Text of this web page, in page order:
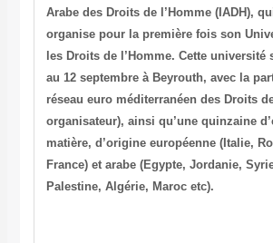
Arabe des Droits de l’Homme (IADH),
organise pour la première fois son
les Droits de l’Homme. Cette université
au 12 septembre à Beyrouth, avec la
réseau euro méditerranéen des Droits
organisateur), ainsi qu’une quinzaine
matière, d’origine européenne (Italie,
France) et arabe (Egypte, Jordanie,
Palestine, Algérie, Maroc etc).